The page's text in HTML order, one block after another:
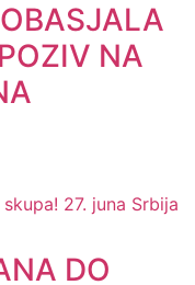
NA
DO